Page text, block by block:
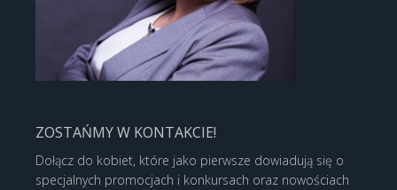
ZOSTAŃMY W KONTAKCIE!
Dołącz do kobiet, które jako pierwsze dowiadują się o
specjalnych promocjach i konkursach oraz nowościach